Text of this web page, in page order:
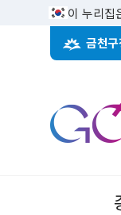
이 누리집
금천구